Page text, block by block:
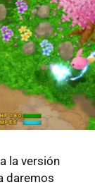
la versión
daremos